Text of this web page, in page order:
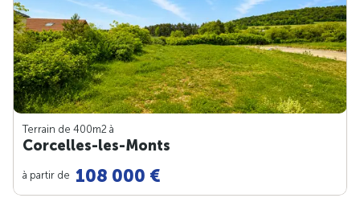
Terrain de 400m2 à
Corcelles-les-Monts
à partir de 108 000 €